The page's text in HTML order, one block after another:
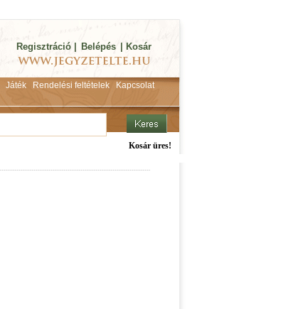
Regisztráció Belépés Kosár
Játék Rendelési feltételek Kapcsolat
Kosár üres!